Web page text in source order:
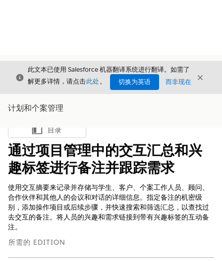
关闭
此文本已使用 Salesforce 机器翻译系统进行翻译。如需了
解更多详情，请点击此处。 切换为英语 而非现在 关闭
计划和个案管理
显示目录
目录
通过项目管理中的交互汇总和兴
趣标签进行备注并跟踪需求
使用交互摘要来记录并存储与学生、客户、个案工作人员、顾问、
合作伙伴和其他人的会议和对话的详细信息。指定备注的机密级
别，添加操作项目或后续步骤，并快速搜索和筛选汇总，以查找过
去交互的备注。将人员的兴趣和需求链接到带有兴趣标签的互动备
注。
所需的 EDITION